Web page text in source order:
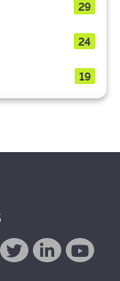
29
24
19